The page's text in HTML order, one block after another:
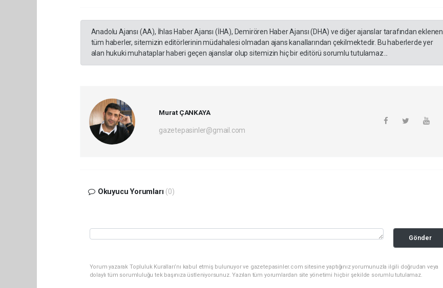
Anadolu Ajansı (AA), İhlas Haber Ajansı (İHA), Demirören Haber Ajansı (DHA) ve diğer ajanslar tarafından eklenen
tüm haberler, sitemizin editörlerinin müdahalesi olmadan ajans kanallarından çekilmektedir. Bu haberlerde yer
alan hukuki muhataplar haberi geçen ajanslar olup sitemizin hiç bir editörü sorumlu tutulamaz...
Murat ÇANKAYA
gazetepasinler@gmail.com
Okuyucu Yorumları (0)
Gönder
Yorum yazarak Topluluk Kuralları’nı kabul etmiş bulunuyor ve gazetepasinler.com sitesine yaptığınız yorumunuzla ilgili doğrudan veya
dolaylı tüm sorumluluğu tek başınıza üstleniyorsunuz. Yazılan tüm yorumlardan site yönetimi hiçbir şekilde sorumlu tutulamaz.